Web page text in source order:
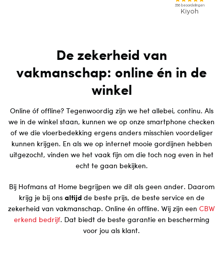
De zekerheid van
vakmanschap: online én in de
winkel
Online óf offline? Tegenwoordig zijn we het allebei, continu. Als
we in de winkel staan, kunnen we op onze smartphone checken
of we die vloerbedekking ergens anders misschien voordeliger
kunnen krijgen. En als we op internet mooie gordijnen hebben
uitgezocht, vinden we het vaak fijn om die toch nog even in het
echt te gaan bekijken.
Bij Hofmans at Home begrijpen we dit als geen ander. Daarom
krijg je bij ons altijdde beste prijs, de beste service en de
zekerheid van vakmanschap. Online én offline. Wij zijn een CBW
erkend bedrijf. Dat biedt de beste garantie en bescherming
voor jou als klant.